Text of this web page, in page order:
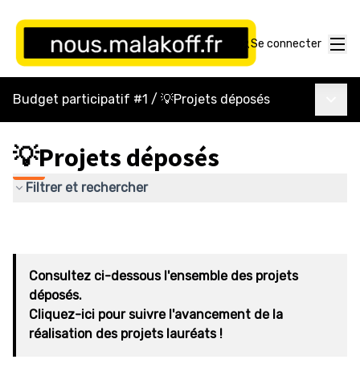
Se connecter
Budget participatif #1 / 💡Projets déposés
💡Projets déposés
Filtrer et rechercher
Consultez ci-dessous l'ensemble des projets
déposés.
Cliquez-ici pour suivre l'avancement de la
réalisation des projets lauréats !